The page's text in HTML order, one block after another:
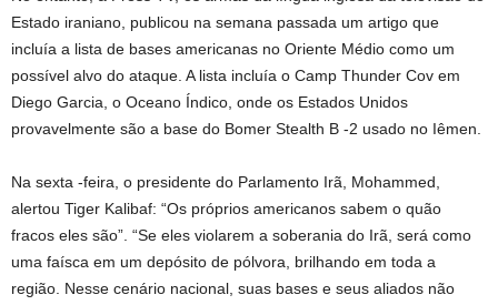
Estado iraniano, publicou na semana passada um artigo que
incluía a lista de bases americanas no Oriente Médio como um
possível alvo do ataque. A lista incluía o Camp Thunder Cov em
Diego Garcia, o Oceano Índico, onde os Estados Unidos
provavelmente são a base do Bomer Stealth B -2 usado no Iêmen.
Na sexta -feira, o presidente do Parlamento Irã, Mohammed,
alertou Tiger Kalibaf: “Os próprios americanos sabem o quão
fracos eles são”. “Se eles violarem a soberania do Irã, será como
uma faísca em um depósito de pólvora, brilhando em toda a
região. Nesse cenário nacional, suas bases e seus aliados não